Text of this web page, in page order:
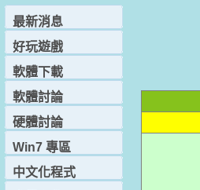
最新消息
好玩遊戲
軟體下載
軟體討論
硬體討論
Win7 專區
中文化程式